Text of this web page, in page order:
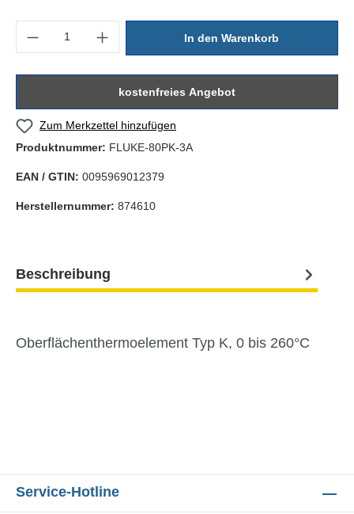
In den Warenkorb
kostenfreies Angebot
Zum Merkzettel hinzufügen
Produktnummer: FLUKE-80PK-3A
EAN / GTIN: 0095969012379
Herstellernummer: 874610
Beschreibung
Oberflächenthermoelement Typ K, 0 bis 260°C
Service-Hotline